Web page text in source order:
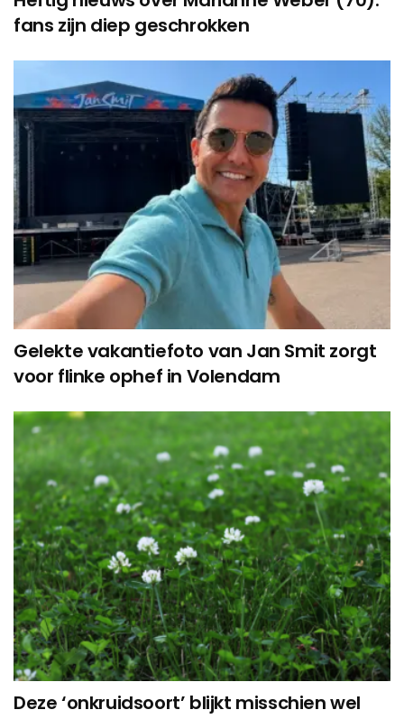
fans zijn diep geschrokken
Gelekte vakantiefoto van Jan Smit zorgt
voor flinke ophef in Volendam
Deze ‘onkruidsoort’ blijkt misschien wel